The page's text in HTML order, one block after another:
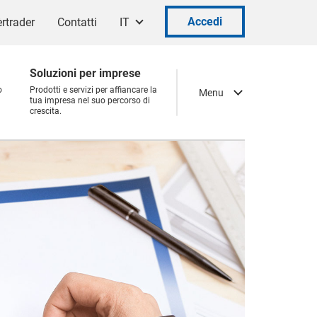
Contatti IT Accedi
Menu
Soluzioni per imprese
Prodotti e servizi per affiancare la
tua impresa nel suo percorso di
crescita.